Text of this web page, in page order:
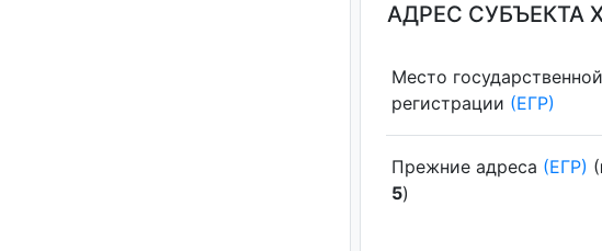
АДРЕС СУБЪЕКТА
Место государственной
регистрации (ЕГР)
Прежние адреса (ЕГР) (
5)